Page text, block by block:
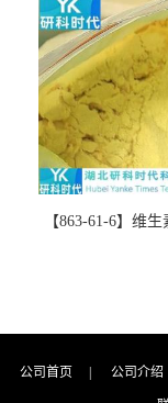
精品科研试剂-湖
科技-“研”无止境
新！支持三方验证
制；检测图谱；
支持！
【863-61-6】维
方验证 -业务咨询
公司首页 公司介绍